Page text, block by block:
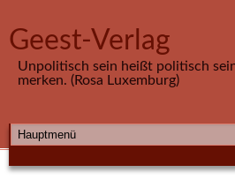
Geest-Verlag
Unpolitisch sein heißt politisch
merken. (Rosa Luxemburg)
HAUPTMENÜ